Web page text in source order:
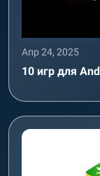
Апр 24, 2025
10 игр для